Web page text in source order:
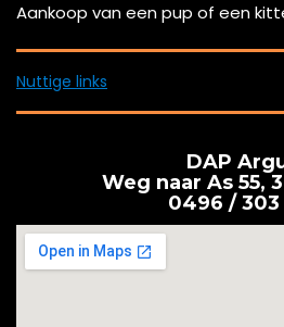
Aankoop van een pup of een
Nuttige links
DAP
Weg naar As 55,
0496 / 303